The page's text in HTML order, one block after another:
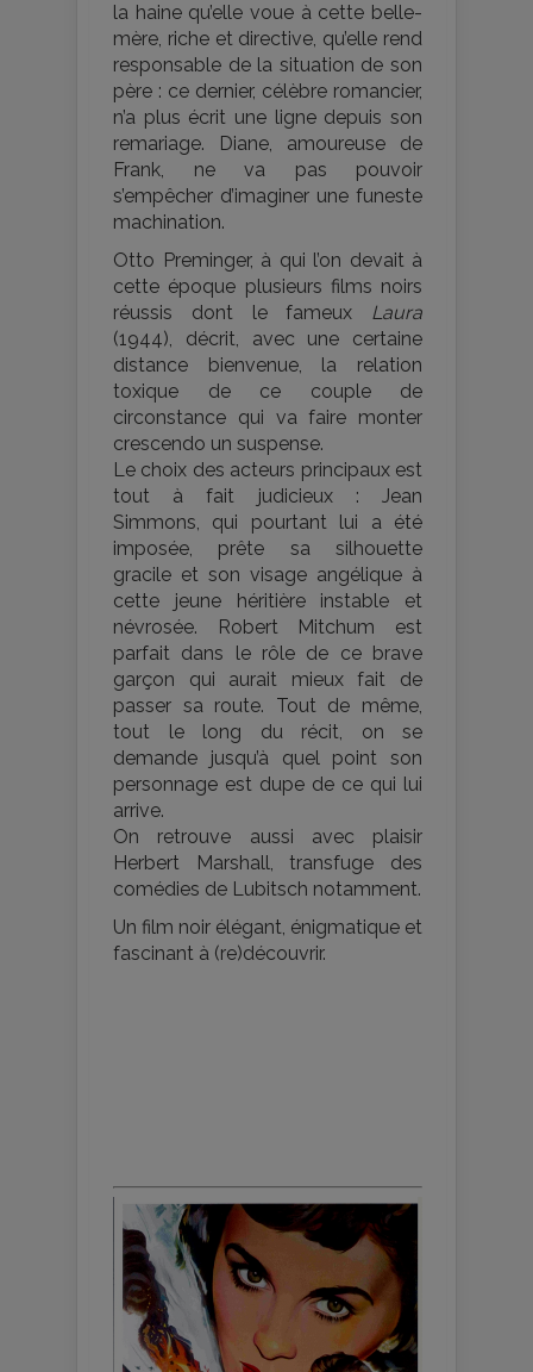
la haine qu’elle voue à cette belle-
mère, riche et directive, qu’elle rend
responsable de la situation de son
père : ce dernier, célèbre romancier,
n’a plus écrit une ligne depuis son
remariage. Diane, amoureuse de
Frank, ne va pas pouvoir
s’empêcher d’imaginer une funeste
machination.
Otto Preminger, à qui l’on devait à
cette époque plusieurs films noirs
réussis dont le fameux Laura
(1944), décrit, avec une certaine
distance bienvenue, la relation
toxique de ce couple de
circonstance qui va faire monter
crescendo un suspense.
Le choix des acteurs principaux est
tout à fait judicieux : Jean
Simmons, qui pourtant lui a été
imposée, prête sa silhouette
gracile et son visage angélique à
cette jeune héritière instable et
névrosée. Robert Mitchum est
parfait dans le rôle de ce brave
garçon qui aurait mieux fait de
passer sa route. Tout de même,
tout le long du récit, on se
demande jusqu’à quel point son
personnage est dupe de ce qui lui
arrive.
On retrouve aussi avec plaisir
Herbert Marshall, transfuge des
comédies de Lubitsch notamment.
Un film noir élégant, énigmatique et
fascinant à (re)découvrir.